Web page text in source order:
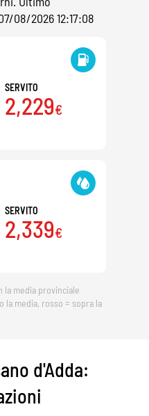
08/2026 12:17:08
SERVITO
2,229€
SERVITO
2,339€
la media provinciale
la media, rosso = sopra la
d'Adda: